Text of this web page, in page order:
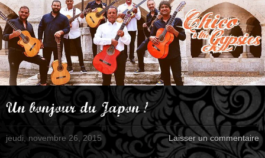
Un bonjour du Japon !
jeudi, novembre 26, 2015 Laisser un commentaire